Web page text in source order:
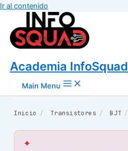
Ir al contenido
Academia InfoSquad
Main Menu
Inicio / Transistores / BJT /
✦